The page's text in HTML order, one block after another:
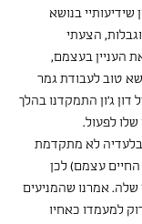
בנושא
הצעתי
העניין בעצמם,
טוב לעבודת גמר
דון ג'ון התמקדנו בהלך
שלו לפעול.
לא מתקדמת
עצמם) לכן
שלה. אמרנו שהמניעים
למעמדו כאחיו